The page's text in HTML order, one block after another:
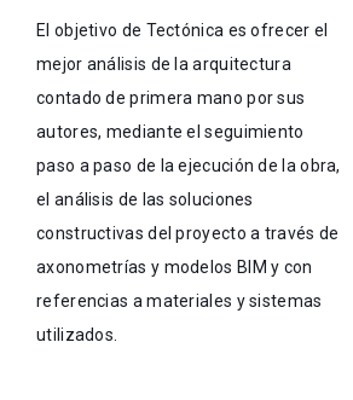
El objetivo de Tectónica es ofrecer el
mejor análisis de la arquitectura
contado de primera mano por sus
autores, mediante el seguimiento
paso a paso de la ejecución de la obra,
el análisis de las soluciones
constructivas del proyecto a través de
axonometrías y modelos BIM y con
referencias a materiales y sistemas
utilizados.